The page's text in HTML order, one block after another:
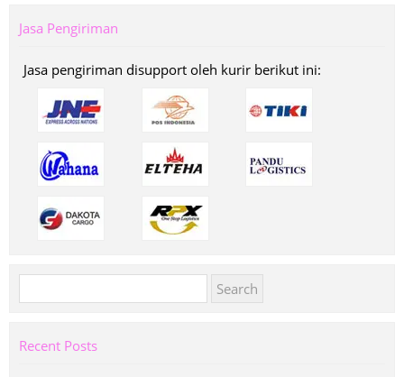
Jasa Pengiriman
Jasa pengiriman disupport oleh kurir berikut ini:
for:
Recent Posts